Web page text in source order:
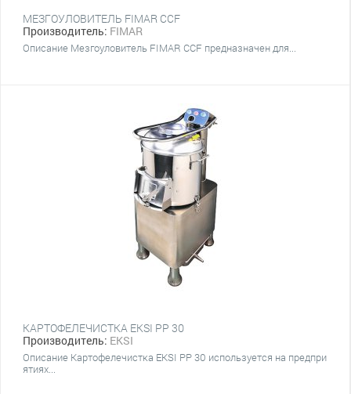
МЕЗГОУЛОВИТЕЛЬ FIMAR CCF
Производитель: FIMAR
Описание Мезгоуловитель FIMAR CCF предназначен для...
КАРТОФЕЛЕЧИСТКА EKSI PP 30
Производитель: EKSI
Описание Картофелечистка EKSI PP 30 используется на предпри
ятиях...